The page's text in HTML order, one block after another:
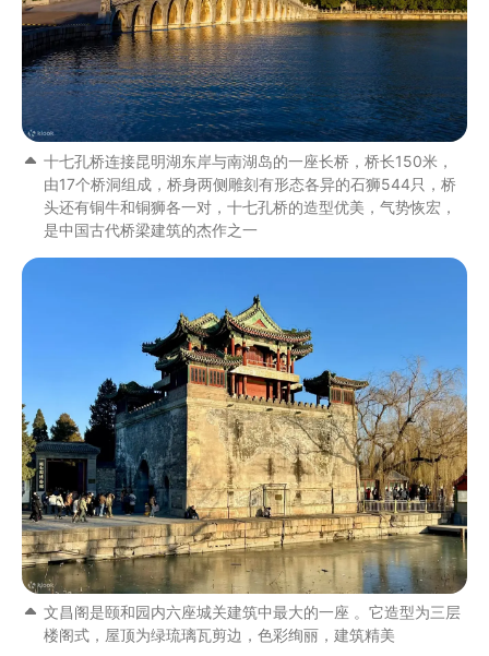
十七孔桥连接昆明湖东岸与南湖岛的一座长桥，桥长150米，
由17个桥洞组成，桥身两侧雕刻有形态各异的石狮544只，桥
头还有铜牛和铜狮各一对，十七孔桥的造型优美，气势恢宏，
是中国古代桥梁建筑的杰作之一
文昌阁是颐和园内六座城关建筑中最大的一座 。它造型为三层
楼阁式，屋顶为绿琉璃瓦剪边，色彩绚丽，建筑精美